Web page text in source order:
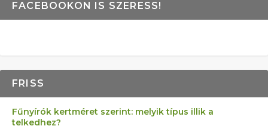
FACEBOOKON IS SZERESS!
FRISS
Fűnyírók kertméret szerint: melyik típus illik a
telkedhez?